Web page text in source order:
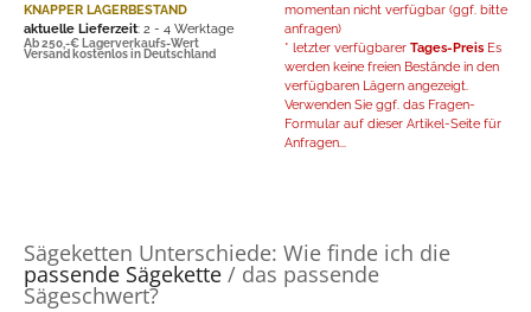
KNAPPER LAGERBESTAND
aktuelle Lieferzeit: 2 - 4 Werktage
Ab 250,-€ Lagerverkaufs-Wert
Versand kostenlos in Deutschland
momentan nicht verfügbar (ggf. bitte
anfragen)
* letzter verfügbarer Tages-Preis Es
werden keine freien Bestände in den
verfügbaren Lägern angezeigt.
Verwenden Sie ggf. das Fragen-
Formular auf dieser Artikel-Seite für
Anfragen...
Sägeketten Unterschiede: Wie finde ich die
passende Sägekette / das passende
Sägeschwert?